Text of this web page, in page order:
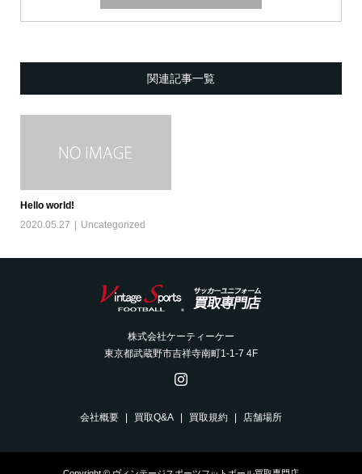
関連記事一覧
Hello world!
2020.05.27
Uncategorized
株式会社ケーティーケー
東京都武蔵野市吉祥寺南町1-1-7 4F
会社概要 買取Q&A 買取規約 店舗場所